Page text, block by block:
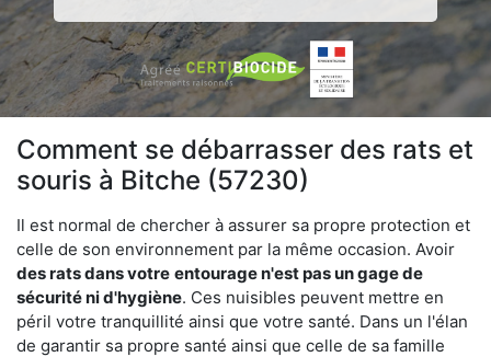
Comment se débarrasser des rats et
souris à Bitche (57230)
Il est normal de chercher à assurer sa propre protection et
celle de son environnement par la même occasion. Avoir
des rats dans votre entourage n'est pas un gage de
sécurité ni d'hygiène. Ces nuisibles peuvent mettre en
péril votre tranquillité ainsi que votre santé. Dans un l'élan
de garantir sa propre santé ainsi que celle de sa famille